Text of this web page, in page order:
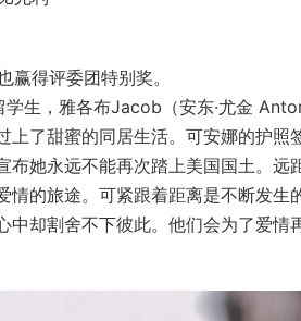
得评委团特别奖。
生，雅各布Jacob（安东·尤金
了甜蜜的同居生活。可安娜的护照
她永远不能再次踏上美国国土。远
的旅途。可紧跟着距离是不断发生
却割舍不下彼此。他们会为了爱情